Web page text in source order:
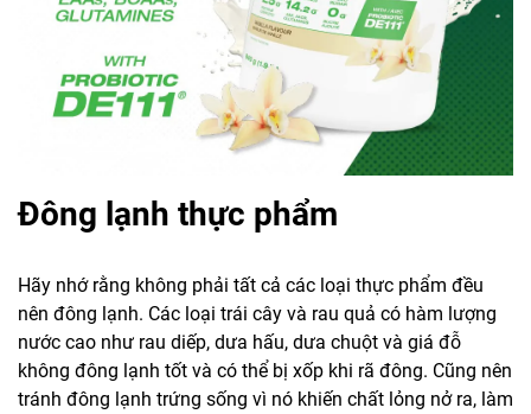
Đông lạnh thực phẩm
Hãy nhớ rằng không phải tất cả các loại thực phẩm đều
nên đông lạnh. Các loại trái cây và rau quả có hàm lượng
nước cao như rau diếp, dưa hấu, dưa chuột và giá đỗ
không đông lạnh tốt và có thể bị xốp khi rã đông. Cũng nên
tránh đông lạnh trứng sống vì nó khiến chất lỏng nở ra, làm